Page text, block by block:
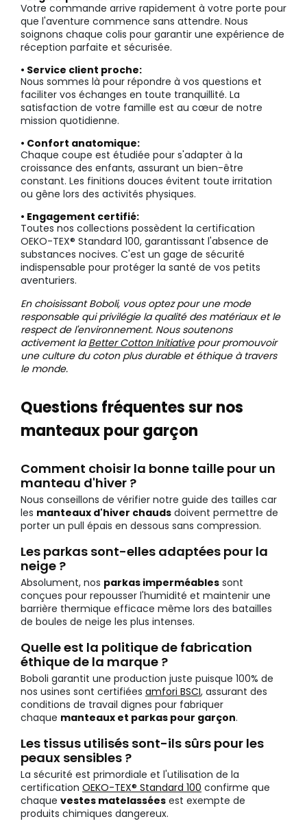
Votre commande arrive rapidement à votre porte pour
que l'aventure commence sans attendre. Nous
soignons chaque colis pour garantir une expérience de
réception parfaite et sécurisée.
• Service client proche:
Nous sommes là pour répondre à vos questions et
faciliter vos échanges en toute tranquillité. La
satisfaction de votre famille est au cœur de notre
mission quotidienne.
• Confort anatomique:
Chaque coupe est étudiée pour s'adapter à la
croissance des enfants, assurant un bien-être
constant. Les finitions douces évitent toute irritation
ou gêne lors des activités physiques.
• Engagement certifié:
Toutes nos collections possèdent la certification
OEKO-TEX® Standard 100, garantissant l'absence de
substances nocives. C'est un gage de sécurité
indispensable pour protéger la santé de vos petits
aventuriers.
En choisissant Boboli, vous optez pour une mode
responsable qui privilégie la qualité des matériaux et le
respect de l'environnement. Nous soutenons
activement laBetter Cotton Initiativepour promouvoir
une culture du coton plus durable et éthique à travers
le monde.
Questions fréquentes sur nos
manteaux pour garçon
Comment choisir la bonne taille pour un
manteau d'hiver ?
Nous conseillons de vérifier notre guide des tailles car
les manteaux d'hiver chauds doivent permettre de
porter un pull épais en dessous sans compression.
Les parkas sont-elles adaptées pour la
neige ?
Absolument, nos parkas imperméables sont
conçues pour repousser l'humidité et maintenir une
barrière thermique efficace même lors des batailles
de boules de neige les plus intenses.
Quelle est la politique de fabrication
éthique de la marque ?
Boboli garantit une production juste puisque 100% de
nos usines sont certifiées amfori BSCI, assurant des
conditions de travail dignes pour fabriquer
chaque manteaux et parkas pour garçon.
Les tissus utilisés sont-ils sûrs pour les
peaux sensibles ?
La sécurité est primordiale et l'utilisation de la
certification OEKO-TEX® Standard 100 confirme que
chaque vestes matelassées est exempte de
produits chimiques dangereux.